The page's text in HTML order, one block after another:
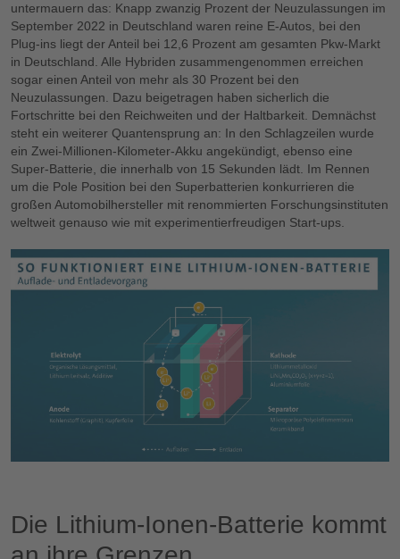
untermauern das: Knapp zwanzig Prozent der Neuzulassungen im
September 2022 in Deutschland waren reine E-Autos, bei den
Plug-ins liegt der Anteil bei 12,6 Prozent am gesamten Pkw-Markt
in Deutschland. Alle Hybriden zusammengenommen erreichen
sogar einen Anteil von mehr als 30 Prozent bei den
Neuzulassungen. Dazu beigetragen haben sicherlich die
Fortschritte bei den Reichweiten und der Haltbarkeit. Demnächst
steht ein weiterer Quantensprung an: In den Schlagzeilen wurde
ein Zwei-Millionen-Kilometer-Akku angekündigt, ebenso eine
Super-Batterie, die innerhalb von 15 Sekunden lädt. Im Rennen
um die Pole Position bei den Superbatterien konkurrieren die
großen Automobilhersteller mit renommierten Forschungsinstituten
weltweit genauso wie mit experimentierfreudigen Start-ups.
Die Lithium-Ionen-Batterie kommt